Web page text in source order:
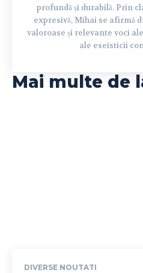
profundă și durabilă. Prin
expresivă, Mihai se afirmă
valoroase și relevante voci
ale eseisticii
Mai multe de
DIVERSE NOUTATI